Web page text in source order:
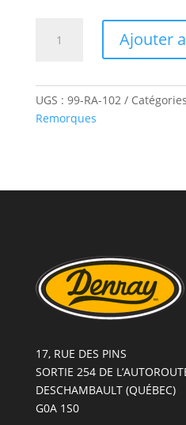
STAINLESS
CHROME-
Ajouter
UGS : 99-RA-102
Remorques
17, RUE DES PINS
SORTIE 254 DE
DESCHAMBAULT (QUÉBEC)
G0A 1S0